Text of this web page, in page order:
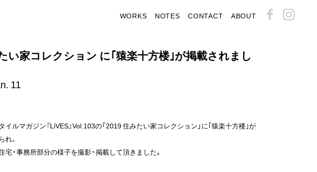
WORKS NOTES CONTACT ABOUT
い家コレクション に｢猿楽十方楼｣が掲載されまし
11
イルマガジン『LiVES』Vol.103の「2019 住みたい家コレクション」に｢猿楽十方楼｣が
れ、
宅・事務所部分の様子を撮影・掲載して頂きました。